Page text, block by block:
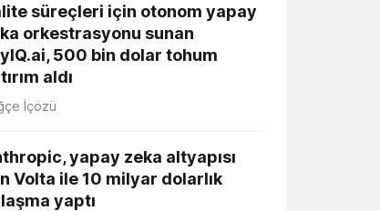
süreçleri için otonom yapay
orkestrasyonu sunan
500 bin dolar tohum
aldı
İçözü
yapay zeka altyapısı
Volta ile 10 milyar dolarlık
yaptı